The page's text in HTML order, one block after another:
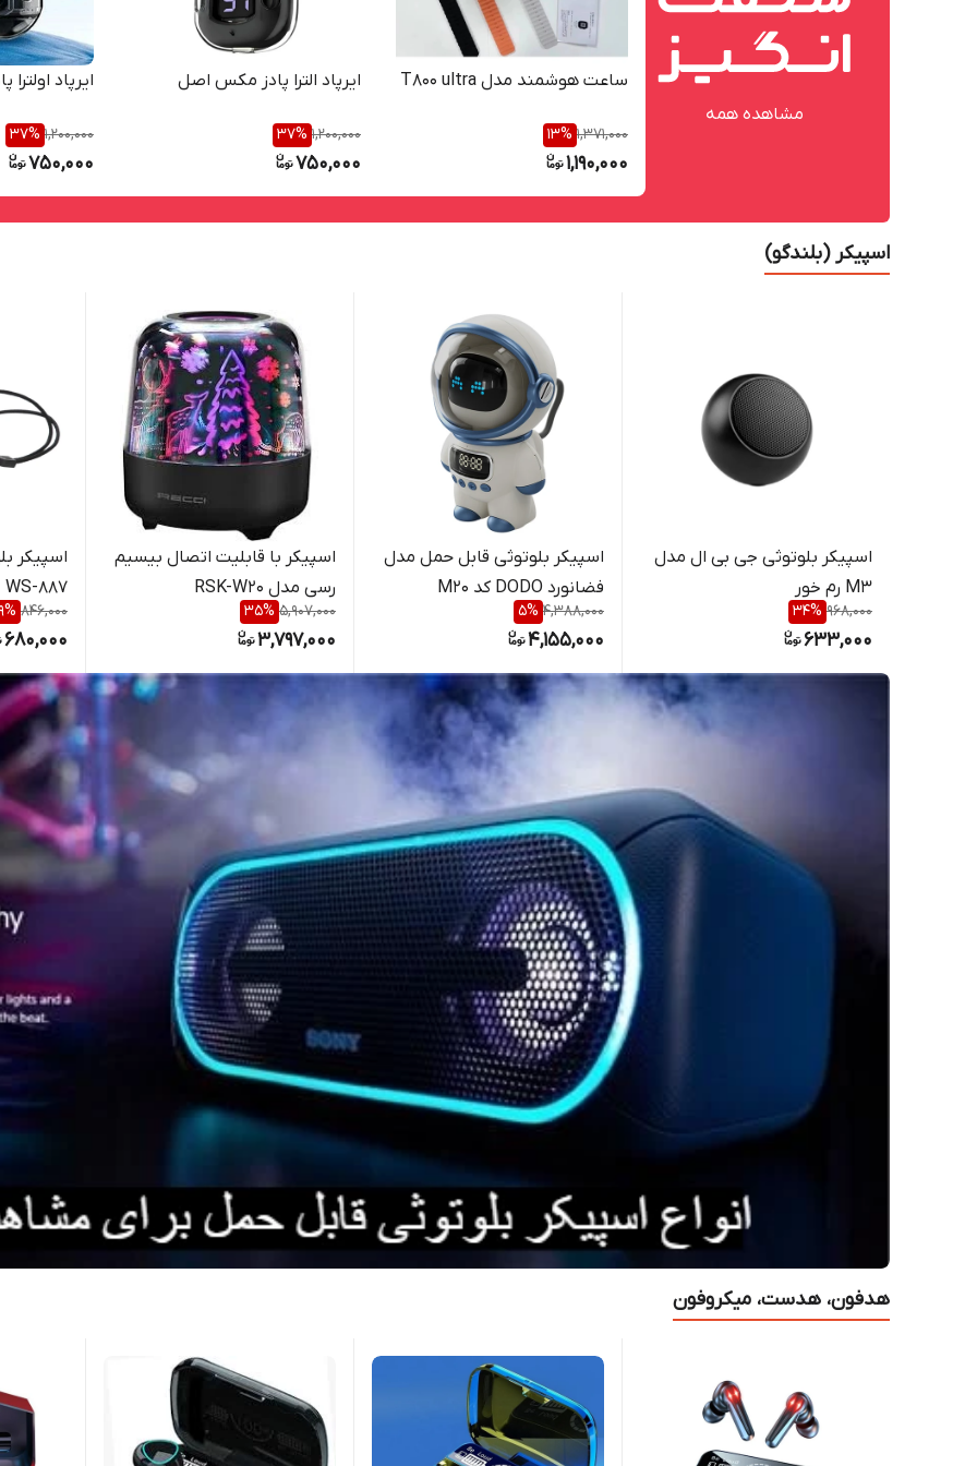
مشاهده همه
ساعت هوشمند مدل T800 ultra
1,371,000
13%
1,190,000
ایرپاد الترا پادز مکس اصل
1,200,000
37%
750,000
ایرپاد
1,200,000
37%
750,000
اسپیکر (بلندگو)
اسپیکر بلوتوثی جی بی ال مدل
M3 رم خور
968,000
34%
633,000
اسپیکر بلوتوثی قابل حمل مدل
فضانورد DODO کد M20
4,388,000
5%
4,155,000
اسپیکر با قابلیت اتصال بیسیم
رسی مدل RSK-W20
5,907,000
35%
3,797,000
اسپیکر
WS-887
846,000
%
680,000
هدفون، هدست، میکروفون